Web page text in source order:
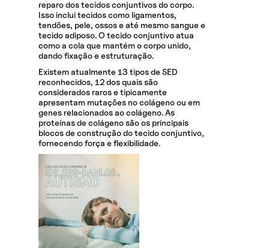
reparo dos tecidos conjuntivos do corpo.
Isso inclui tecidos como ligamentos,
tendões, pele, ossos e até mesmo sangue e
tecido adiposo. O tecido conjuntivo atua
como a cola que mantém o corpo unido,
dando fixação e estruturação.
Existem atualmente 13 tipos de SED
reconhecidos, 12 dos quais são
considerados raros e tipicamente
apresentam mutações no colágeno ou em
genes relacionados ao colágeno. As
proteínas de colágeno são os principais
blocos de construção do tecido conjuntivo,
fornecendo força e flexibilidade.